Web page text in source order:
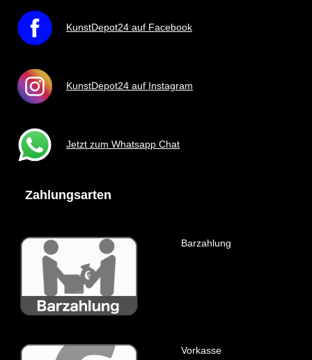
KunstDepot24 auf Facebook
KunstDepot24 auf Instagram
Jetzt zum Whatsapp Chat
Zahlungsarten
Barzahlung
Vorkasse